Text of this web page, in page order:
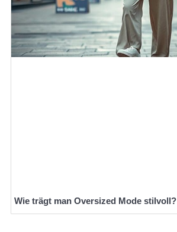
Wie trägt man Oversized Mode stilvoll?